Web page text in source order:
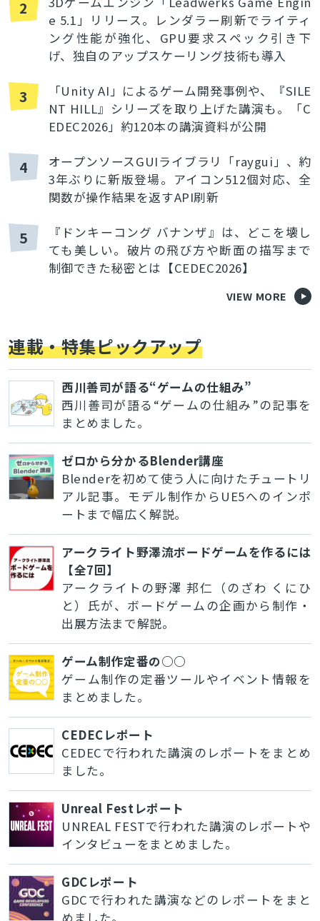
2
e 5.1」リリース。レンダラー刷新でライティ
ング性能が強化、GPU要求スペック引き下
げ、独自のアップスケーリング技術も導入
3
「Unity AI」によるゲーム開発事例や、『SILE
NT HILL』シリーズを取り上げた講演も。「C
EDEC2026」約120本の講演資料が公開
4
オープンソースGUIライブラリ「raygui」、約
3年ぶりに新版登場。アイコン512個対応、全
関数が操作結果を返すAPI刷新
5
『ドンキーコング バナンザ』は、どこを壊し
ても美しい。破片の飛び方や断面の描写まで
制御できた秘密とは【CEDEC2026】
VIEW MORE
連載・特集ピックアップ
西川善司が語る“ゲームの仕組み”
西川善司が語る“ゲームの仕組み”の記事を
まとめました。
ゼロから分かるBlender講座
Blenderを初めて使う人に向けたチュートリ
アル記事。モデル制作からUE5へのインポ
ートまで幅広く解説。
アークライト野澤流ボードゲームを作るには
【全7回】
アークライトの野澤 邦仁（のざわ くにひ
と）氏が、ボードゲームの企画から制作・
出展方法まで解説。
ゲーム制作定番の○○
ゲーム制作の定番ツールやイベント情報を
まとめました。
CEDECレポート
CEDECで行われた講演のレポートをまとめ
ました。
Unreal Festレポート
UNREAL FESTで行われた講演のレポートや
インタビューをまとめました。
GDCレポート
GDCで行われた講演などのレポートをまと
めました。